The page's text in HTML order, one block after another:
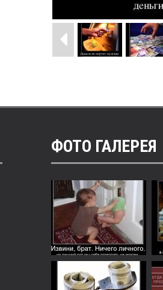
ФОТО ГАЛЕРЕЯ